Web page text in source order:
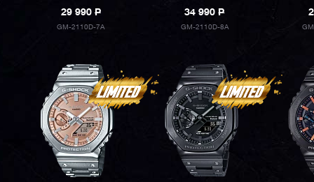
29 990P
GM-2110D-7A
34 990P
GM-2110D-8A